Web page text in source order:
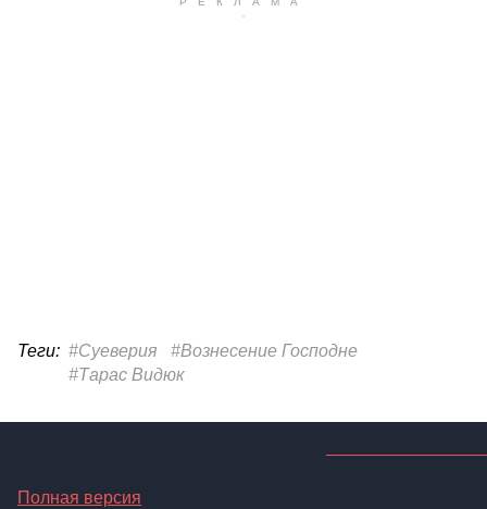
Теги: #Суеверия
#Вознесение Господне
#Тарас Видюк
Полная версия